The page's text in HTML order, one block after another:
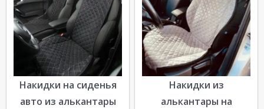
Накидки на сиденья
авто из алькантары
Накидки из
алькантары на